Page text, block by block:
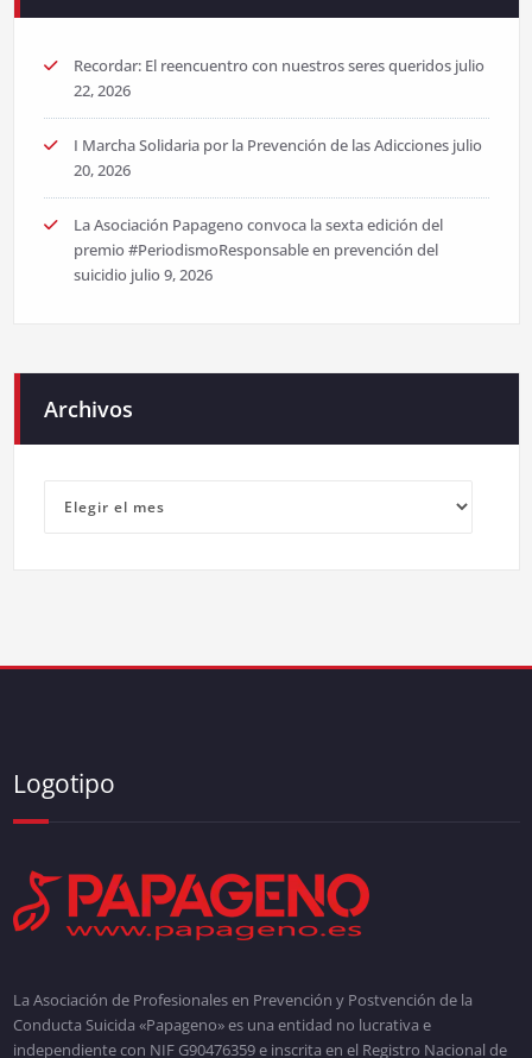
Recordar: El reencuentro con nuestros seres queridos julio
22, 2026
I Marcha Solidaria por la Prevención de las Adicciones julio
20, 2026
La Asociación Papageno convoca la sexta edición del
premio #PeriodismoResponsable en prevención del
suicidio julio 9, 2026
Archivos
Logotipo
La Asociación de Profesionales en Prevención y Postvención de la
Conducta Suicida «Papageno» es una entidad no lucrativa e
independiente con NIF G90476359 e inscrita en el Registro Nacional de